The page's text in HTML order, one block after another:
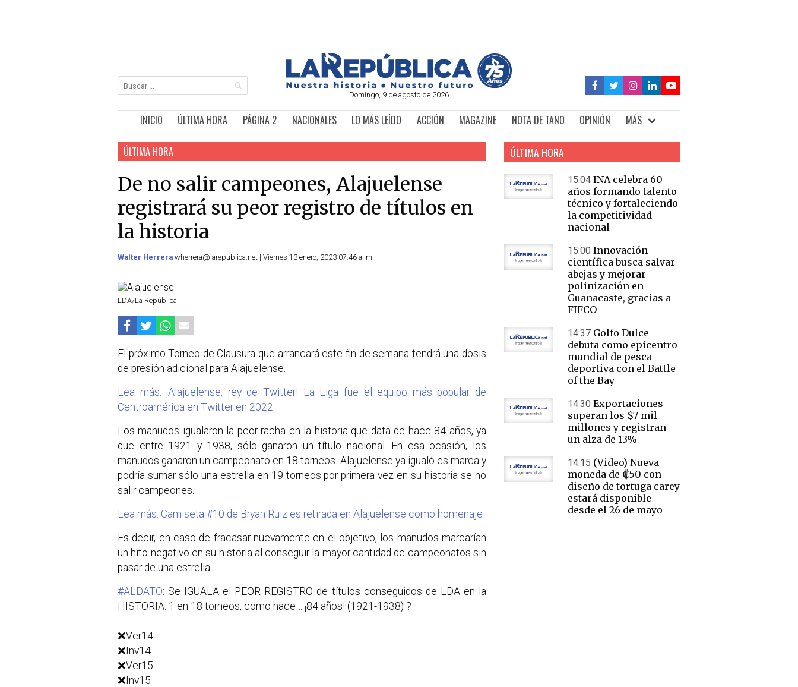
Domingo, 9 de agosto de 2026
INICIO ÚLTIMA HORA PÁGINA 2 NACIONALES LO MÁS LEÍDO ACCIÓN MAGAZINE NOTA DE TANO OPINIÓN MÁS
ÚLTIMA HORA
De no salir campeones, Alajuelense
registrará su peor registro de títulos en
la historia
Walter Herrera wherrera@larepublica.net | Viernes 13 enero, 2023 07:46 a. m.
LDA/La República
El próximo Torneo de Clausura que arrancará este fin de semana tendrá una dosis
de presión adicional para Alajuelense.
Lea más: ¡Alajuelense, rey de Twitter! La Liga fue el equipo más popular de
Centroamérica en Twitter en 2022
Los manudos igualaron la peor racha en la historia que data de hace 84 años, ya
que entre 1921 y 1938, sólo ganaron un título nacional. En esa ocasión, los
manudos ganaron un campeonato en 18 torneos. Alajuelense ya igualó es marca y
podría sumar sólo una estrella en 19 torneos por primera vez en su historia se no
salir campeones.
Lea más: Camiseta #10 de Bryan Ruiz es retirada en Alajuelense como homenaje
Es decir, en caso de fracasar nuevamente en el objetivo, los manudos marcarían
un hito negativo en su historia al conseguir la mayor cantidad de campeonatos sin
pasar de una estrella.
#ALDATO: Se IGUALA el PEOR REGISTRO de títulos conseguidos de LDA en la
HISTORIA: 1 en 18 torneos, como hace… ¡84 años! (1921-1938) ?
❌Ver14
❌Inv14
❌Ver15
❌Inv15
ÚLTIMA HORA
15:04 INA celebra 60
años formando talento
técnico y fortaleciendo
la competitividad
nacional
15:00 Innovación
científica busca salvar
abejas y mejorar
polinización en
Guanacaste, gracias a
FIFCO
14:37 Golfo Dulce
debuta como epicentro
mundial de pesca
deportiva con el Battle
of the Bay
14:30 Exportaciones
superan los $7 mil
millones y registran
un alza de 13%
14:15 (Video) Nueva
moneda de ₡50 con
diseño de tortuga carey
estará disponible
desde el 26 de mayo